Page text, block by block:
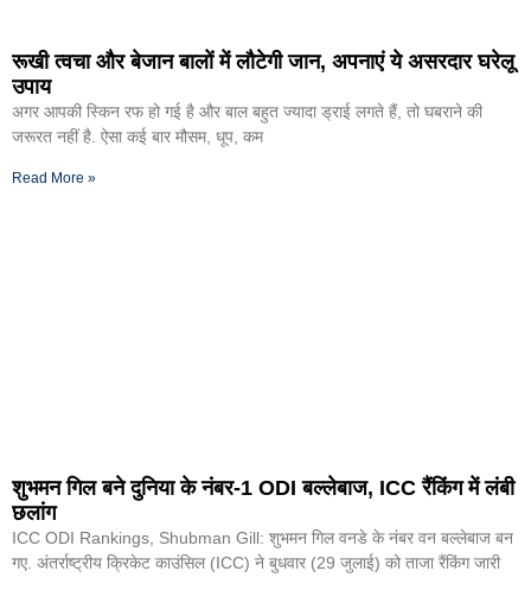
रूखी त्वचा और बेजान बालों में लौटेगी जान, अपनाएं ये असरदार घरेलू
उपाय
अगर आपकी स्किन रफ हो गई है और बाल बहुत ज्यादा ड्राई लगते हैं, तो घबराने की
जरूरत नहीं है. ऐसा कई बार मौसम, धूप, कम
Read More »
शुभमन गिल बने दुनिया के नंबर-1 ODI बल्लेबाज, ICC रैंकिंग में लंबी
छलांग
ICC ODI Rankings, Shubman Gill: शुभमन गिल वनडे के नंबर वन बल्लेबाज बन
गए. अंतर्राष्ट्रीय क्रिकेट काउंसिल (ICC) ने बुधवार (29 जुलाई) को ताजा रैंकिंग जारी